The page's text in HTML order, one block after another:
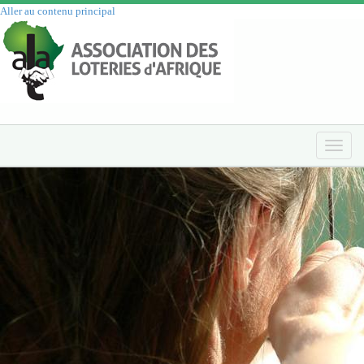
Aller au contenu principal
Toggle